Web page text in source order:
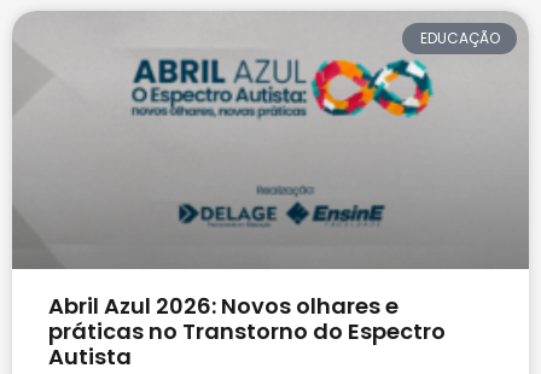
EDUCAÇÃO
Abril Azul 2026: Novos olhares e
práticas no Transtorno do Espectro
Autista